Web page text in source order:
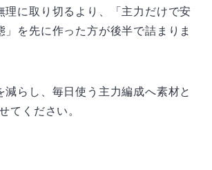
理に取り切るより、「主力だけで安
」を先に作った方が後半で詰まりま
減らし、毎日使う主力編成へ素材と
てください。